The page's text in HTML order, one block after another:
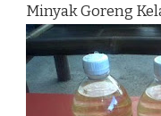
Minyak Goreng